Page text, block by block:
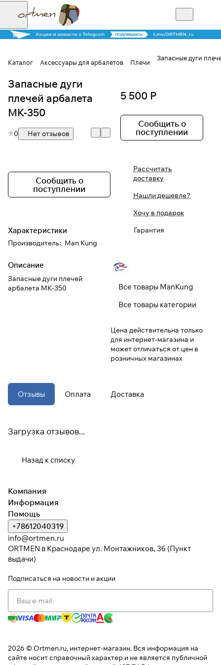
Каталог Аксессуары для арбалетов Плечи
Запасные дуги
Запасные дуги
плечей арбалета
MK-350
0 Нет отзывов
Сообщить о
поступлении
Характеристики
Производитель: Man Kung
Описание
Запасные дуги плечей
арбалета MK-350
5 500 Р
Сообщить о
поступлении
Рассчитать
доставку
Нашли дешевле?
Хочу в подарок
Гарантия
Все товары ManKung
Все товары категории
Цена действительна только
для интернет-магазина и
может отличаться от цен в
розничных магазинах
Отзывы Оплата Доставка
Загрузка отзывов...
Назад к списку
Для клиентов всех банков
Разбейте
оплату на части
25%
При оформлении заказа
Оплачивайте сегодня только 25%
выбранный способом
% будут
применяются.
об оплате Плайтом
раз в 2
8 800 302-02-51
Компания
Информация
Помощь
+78612040319
info@ortmen.ru
ORTMEN в Краснодаре ул. Монтажников, 3б (Пункт
выдачи)
Подписаться на новости и акции
2026 © Ortmen.ru, интернет-магазин. Вся информация на
сайте носит справочный характер и не является публичной